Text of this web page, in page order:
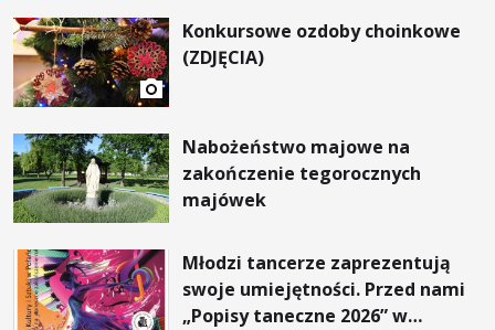
Konkursowe ozdoby choinkowe
(ZDJĘCIA)
Nabożeństwo majowe na
zakończenie tegorocznych
majówek
Młodzi tancerze zaprezentują
swoje umiejętności. Przed nami
„Popisy taneczne 2026” w